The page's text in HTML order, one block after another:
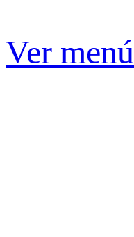
Ver menú